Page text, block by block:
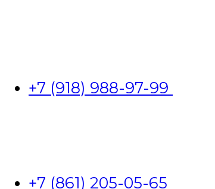
+7 (918) 988-97-99
+7 (861) 205-05-65